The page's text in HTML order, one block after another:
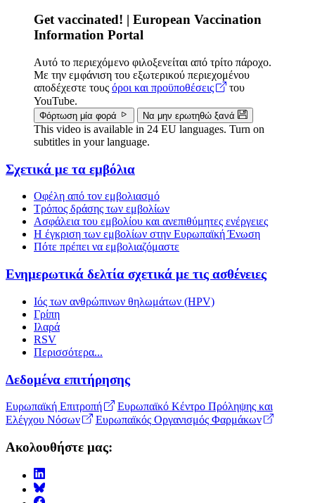
Get vaccinated! | European Vaccination
Information Portal
Αυτό το περιεχόμενο φιλοξενείται από τρίτο πάροχο.
Με την εμφάνιση του εξωτερικού περιεχομένου
αποδέχεστε τους όροι και προϋποθέσεις
του
YouTube.
Φόρτωση μία φορά Να μην ερωτηθώ ξανά
This video is available in 24 EU languages. Turn on
subtitles in your language.
menu
Σχετικά με τα εμβόλια
Οφέλη από τον εμβολιασμό
Τρόπος δράσης των εμβολίων
Ασφάλεια του εμβολίου και ανεπιθύμητες ενέργειες
Η έγκριση των εμβολίων στην Ευρωπαϊκή Ένωση
Πότε πρέπει να εμβολιαζόμαστε
Ενημερωτικά δελτία σχετικά με τις ασθένειες
Ιός των ανθρώπινων θηλωμάτων (HPV)
Γρίπη
Ιλαρά
RSV
Περισσότερα...
Δεδομένα επιτήρησης
Ευρωπαϊκή Επιτροπή
Ευρωπαϊκό Κέντρο Πρόληψης και
Ελέγχου Νόσων
Ευρωπαϊκός Οργανισμός Φαρμάκων
Ακολουθήστε μας: